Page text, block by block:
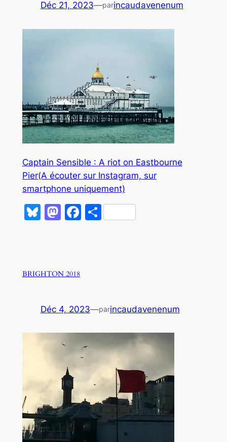
Déc 21, 2023—parincaudavenenum
Captain Sensible : A riot on Eastbourne
Pier(A écouter sur Instagram, sur
smartphone uniquement)
Bluesky
Mastodon
Facebook
Partager
BRIGHTON 2018
Déc 4, 2023—parincaudavenenum